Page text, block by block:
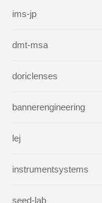
ims-jp
dmt-msa
doriclenses
bannerengineering
lej
instrumentsystems
seed-lab